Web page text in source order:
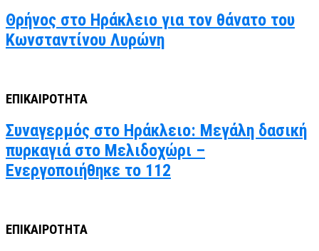
Θρήνος στο Ηράκλειο για τον θάνατο του
Κωνσταντίνου Λυρώνη
ΕΠΙΚΑΙΡΟΤΗΤΑ
Συναγερμός στο Ηράκλειο: Μεγάλη δασική
πυρκαγιά στο Μελιδοχώρι –
Ενεργοποιήθηκε το 112
ΕΠΙΚΑΙΡΟΤΗΤΑ